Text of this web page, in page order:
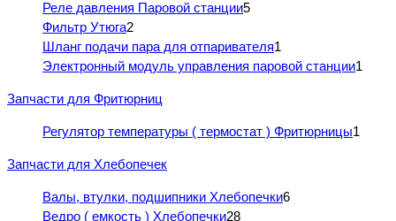
Реле давления Паровой станции5
Фильтр Утюга2
Шланг подачи пара для отпаривателя1
Электронный модуль управления паровой станции1
Запчасти для Фритюрниц
Регулятор температуры ( термостат ) Фритюрницы1
Запчасти для Хлебопечек
Валы, втулки, подшипники Хлебопечки6
Ведро ( емкость ) Хлебопечки28